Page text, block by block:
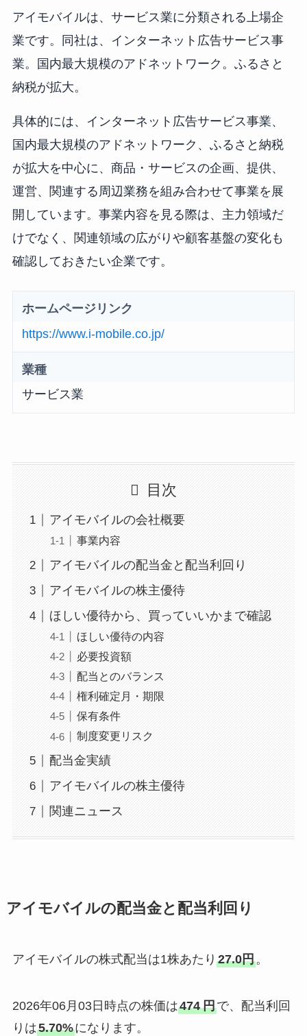
アイモバイルは、サービス業に分類される上場企
業です。同社は、インターネット広告サービス事
業。国内最大規模のアドネットワーク。ふるさと
納税が拡大。
具体的には、インターネット広告サービス事業、
国内最大規模のアドネットワーク、ふるさと納税
が拡大を中心に、商品・サービスの企画、提供、
運営、関連する周辺業務を組み合わせて事業を展
開しています。事業内容を見る際は、主力領域だ
けでなく、関連領域の広がりや顧客基盤の変化も
確認しておきたい企業です。
ホームページリンク
https://www.i-mobile.co.jp/
業種
サービス業
目次
アイモバイルの会社概要
事業内容
アイモバイルの配当金と配当利回り
アイモバイルの株主優待
ほしい優待から、買っていいかまで確認
ほしい優待の内容
必要投資額
配当とのバランス
権利確定月・期限
保有条件
制度変更リスク
配当金実績
アイモバイルの株主優待
関連ニュース
アイモバイルの配当金と配当利回り
アイモバイルの株式配当は1株あたり 27.0円。
2026年06月03日時点の株価は474 円で、配当利回
りは5.70%になります。